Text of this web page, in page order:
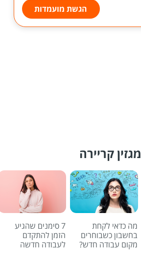
הגשת מועמדות
מגזין קריירה
מה כדאי לקחת
בחשבון כשבוחרים
מקום עבודה חדש?
7 סימנים שהגיע
הזמן להתקדם
לעבודה חדשה